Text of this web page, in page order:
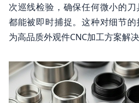
次巡线检验，确保任何微小的
都能被即时捕捉。这种对细节
为高品质外观件CNC加工方案解